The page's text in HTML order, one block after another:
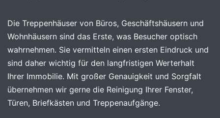
Die Treppenhäuser von Büros, Geschäftshäusern und
Wohnhäusern sind das Erste, was Besucher optisch
wahrnehmen. Sie vermitteln einen ersten Eindruck und
sind daher wichtig für den langfristigen Werterhalt
Ihrer Immobilie. Mit großer Genauigkeit und Sorgfalt
übernehmen wir gerne die Reinigung Ihrer Fenster,
Türen, Briefkästen und Treppenaufgänge.